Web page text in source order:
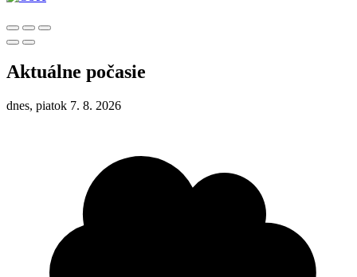
Aktuálne počasie
dnes, piatok 7. 8. 2026